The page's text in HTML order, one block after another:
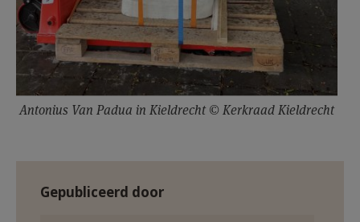
Antonius Van Padua in Kieldrecht © Kerkraad Kieldrecht
Gepubliceerd door